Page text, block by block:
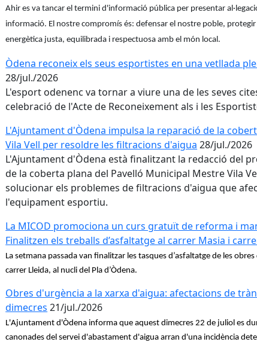
Ahir es va tancar el termini d'informació pública per presentar
informació. El nostre compromís és: defensar el nostre poble,
energètica justa, equilibrada i respectuosa amb el món local.
Òdena reconeix els seus esportistes en una vetllada
28/jul./2026
L'esport odenenc va tornar a viure una de les seves
celebració de l'Acte de Reconeixement als i les
L'Ajuntament d'Òdena impulsa la reparació de la
Vila Vell per resoldre les filtracions d'aigua 28/jul./2026
L'Ajuntament d'Òdena està finalitzant la redacció del
de la coberta plana del Pavelló Municipal Mestre Vila
solucionar els problemes de filtracions d'aigua que
l'equipament esportiu.
La MICOD promociona un curs gratuït de reforma i
Finalitzen els treballs d’asfaltatge al carrer Masia i
La setmana passada van finalitzar les tasques d’asfaltatge de les
carrer Lleida, al nucli del Pla d’Òdena.
Obres d'urgència a la xarxa d'aigua: afectacions de
dimecres 21/jul./2026
L'Ajuntament d'Òdena informa que aquest dimecres 22 de juliol es
canonades del servei d'abastament d'aigua arran d'una incidència